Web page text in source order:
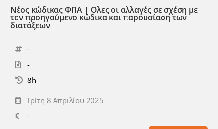
Νέος κώδικας ΦΠΑ | Όλες οι αλλαγές σε σχέση με
τον προηγούμενο κώδικα και παρουσίαση των
διατάξεων
-
-
8h
Τρίτη 8 Απριλίου 2025
-